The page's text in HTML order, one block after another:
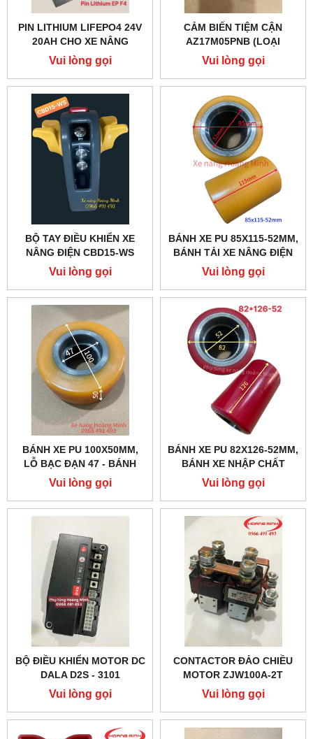
PIN LITHIUM LIFEPO4 24V
20AH CHO XE NÂNG
PALLET EP F3- F4
Vui lòng gọi
CẢM BIẾN TIỆM CẬN
AZ17M05PNB (LOẠI
THƯỜNG ĐÓNG)
Vui lòng gọi
BỘ TAY ĐIỀU KHIỂN XE
NÂNG ĐIỆN CBD15-WS
30201002
Vui lòng gọi
BÁNH XE PU 85X115-52MM,
BÁNH TẢI XE NÂNG ĐIỆN
GIÁ TỐT
Vui lòng gọi
BÁNH XE PU 100X50MM,
LỖ BẠC ĐẠN 47 - BÁNH
CÂN BĂNG XE NÂNG ĐIỆN
Vui lòng gọi
BÁNH XE PU 82X126-52MM,
BÁNH XE NHẬP CHẤT
LƯỢNG CAO
Vui lòng gọi
BỘ ĐIỀU KHIỂN MOTOR DC
DALA D2S - 3101
Vui lòng gọi
CONTACTOR ĐẢO CHIỀU
MOTOR ZJW100A-2T
Vui lòng gọi